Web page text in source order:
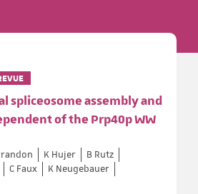
spliceosome assembly and
of the Prp40p WW
K Hujer
B Rutz
C Faux
K Neugebauer